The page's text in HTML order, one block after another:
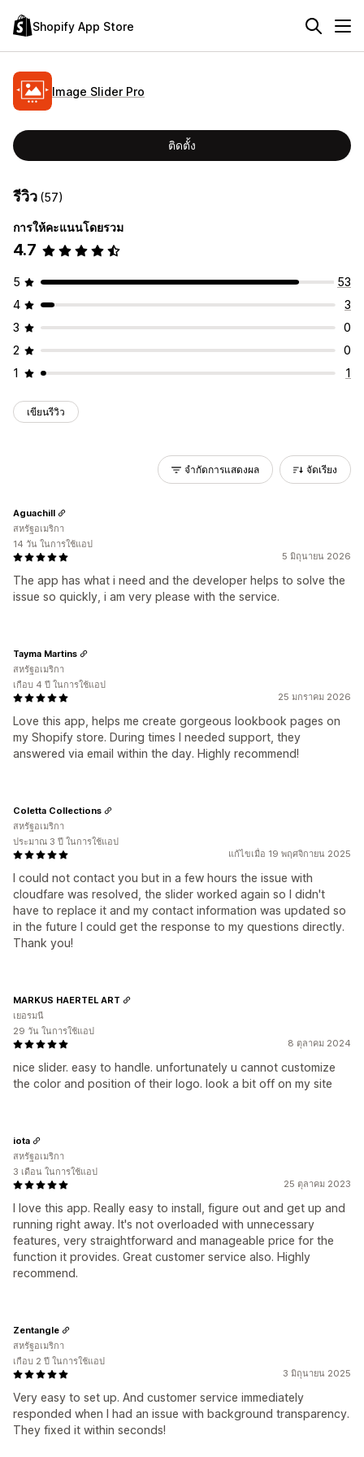
Shopify App Store
Image Slider Pro
ติดตั้ง
รีวิว (57)
การให้คะแนนโดยรวม
4.7
5
53
4
3
3
0
2
0
1
1
เขียนรีวิว
จำกัดการแสดงผล จัดเรียง
5 มิถุนายน 2026
The app has what i need and the developer helps to solve the
issue so quickly, i am very please with the service.
Aguachill
สหรัฐอเมริกา
14 วัน ในการใช้แอป
25 มกราคม 2026
Love this app, helps me create gorgeous lookbook pages on
my Shopify store. During times I needed support, they
answered via email within the day. Highly recommend!
Tayma Martins
สหรัฐอเมริกา
เกือบ 4 ปี ในการใช้แอป
แก้ไขเมื่อ 19 พฤศจิกายน 2025
I could not contact you but in a few hours the issue with
cloudfare was resolved, the slider worked again so I didn't
have to replace it and my contact information was updated so
in the future I could get the response to my questions directly.
Thank you!
Coletta Collections
สหรัฐอเมริกา
ประมาณ 3 ปี ในการใช้แอป
8 ตุลาคม 2024
nice slider. easy to handle. unfortunately u cannot customize
the color and position of their logo. look a bit off on my site
MARKUS HAERTEL ART
เยอรมนี
29 วัน ในการใช้แอป
25 ตุลาคม 2023
I love this app. Really easy to install, figure out and get up and
running right away. It's not overloaded with unnecessary
features, very straightforward and manageable price for the
function it provides. Great customer service also. Highly
recommend.
iota
สหรัฐอเมริกา
3 เดือน ในการใช้แอป
3 มิถุนายน 2025
Very easy to set up. And customer service immediately
responded when I had an issue with background transparency.
They fixed it within seconds!
Zentangle
สหรัฐอเมริกา
เกือบ 2 ปี ในการใช้แอป